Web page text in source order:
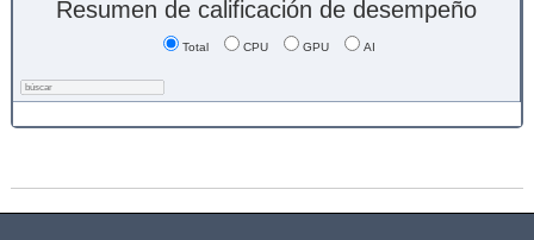
Resumen de calificación de desempeño
Total CPU GPU AI